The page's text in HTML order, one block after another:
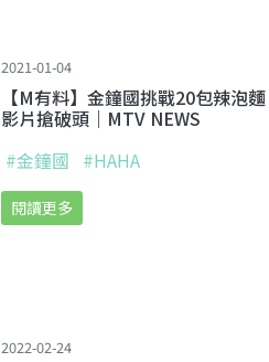
2021-01-04
【M有料】金鐘國挑戰20包辣泡
影片搶破頭｜MTV NEWS
#金鐘國 #HAHA
閱讀更多
2022-02-24